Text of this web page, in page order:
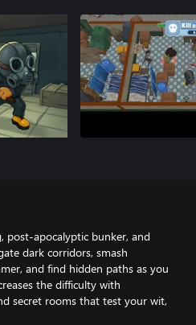
post-apocalyptic bunker, and
dark corridors, smash
and find hidden paths as you
the difficulty with
secret rooms that test your wit,